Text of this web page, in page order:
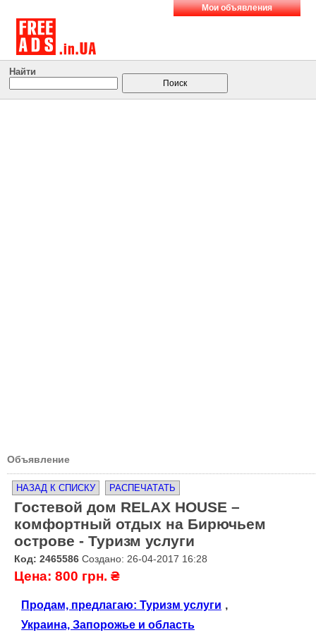
Мои объявления
Найти
Объявление
НАЗАД К СПИСКУ РАСПЕЧАТАТЬ
Гостевой дом RELAX HOUSE –
комфортный отдых на Бирючьем
острове - Туризм услуги
Код: 2465586 Создано: 26-04-2017 16:28
Цена: 800 грн. ₴
Продам, предлагаю: Туризм услуги ,
Украина, Запорожье и область